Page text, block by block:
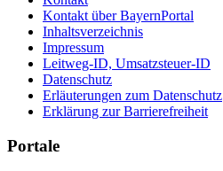
Kontakt über BayernPortal
Inhaltsverzeichnis
Impressum
Leitweg-ID, Umsatzsteuer-ID
Datenschutz
Erläuterungen zum Datenschutz
Erklärung zur Barrierefreiheit
Portale